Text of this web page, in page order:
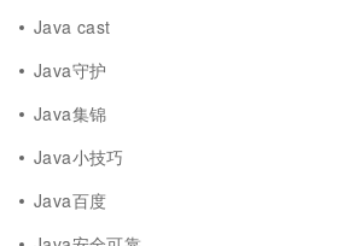
Java cast
Java守护
Java集锦
Java小技巧
Java百度